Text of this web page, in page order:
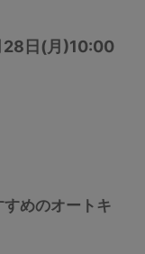
日(月)10:00
すめのオートキ